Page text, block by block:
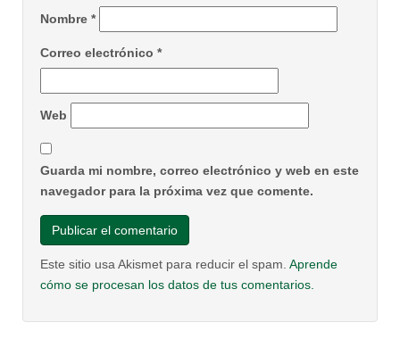
Nombre *
Correo electrónico *
Web
Guarda mi nombre, correo electrónico y web en este
navegador para la próxima vez que comente.
Este sitio usa Akismet para reducir el spam. Aprende
cómo se procesan los datos de tus comentarios.